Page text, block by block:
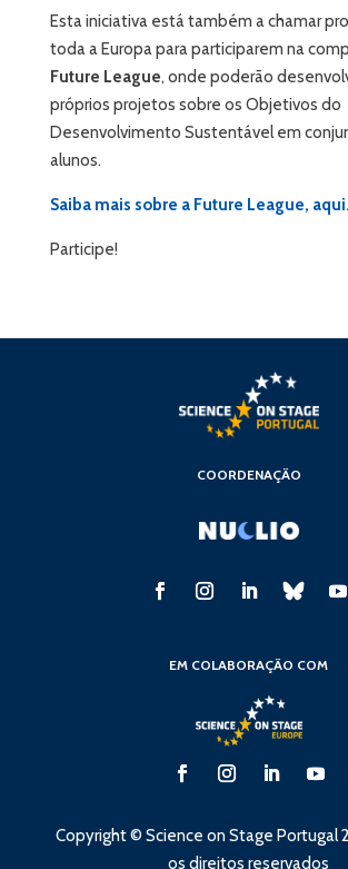
Esta iniciativa está também a chamar
toda a Europa para participarem na
Future League, onde poderão
próprios projetos sobre os Objetivos do
Desenvolvimento Sustentável em
alunos.
Saiba mais sobre a Future League, aqui.
Participe!
COORDENAÇÃO
EM COLABORAÇÃO COM
Copyright © Science on Stage Portugal
os direitos reservados